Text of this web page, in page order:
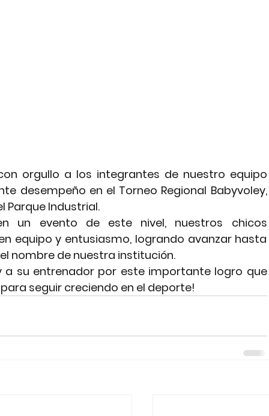
orgullo a los integrantes de nuestro equipo
desempeño en el Torneo Regional Babyvoley,
Parque Industrial.
un evento de este nivel, nuestros chicos
equipo y entusiasmo, logrando avanzar hasta
nombre de nuestra institución.
seguir creciendo en el deporte!